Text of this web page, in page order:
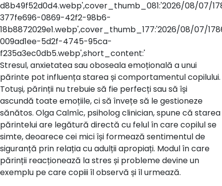
d8b49f52d0d4.webp',cover_thumb_081:'2026/08/07/
377fe696-0869-42f2-98b6-
18b8872029e1.webp',cover_thumb_177:'2026/08/07/
009ad1ee-5d2f-4745-95ca-
f235a3ec0db5.webp',short_content:'
Stresul, anxietatea sau oboseala emoțională a unui
părinte pot influența starea și comportamentul copilului.
Totuși, părinții nu trebuie să fie perfecți sau să își
ascundă toate emoțiile, ci să învețe să le gestioneze
sănătos. Olga Calmîc, psiholog clinician, spune că starea
părintelui are legătură directă cu felul în care copilul se
simte, deoarece cei mici își formează sentimentul de
siguranță prin relația cu adulții apropiați. Modul în care
părinții reacționează la stres și probleme devine un
exemplu pe care copiii îl observă și îl urmează.